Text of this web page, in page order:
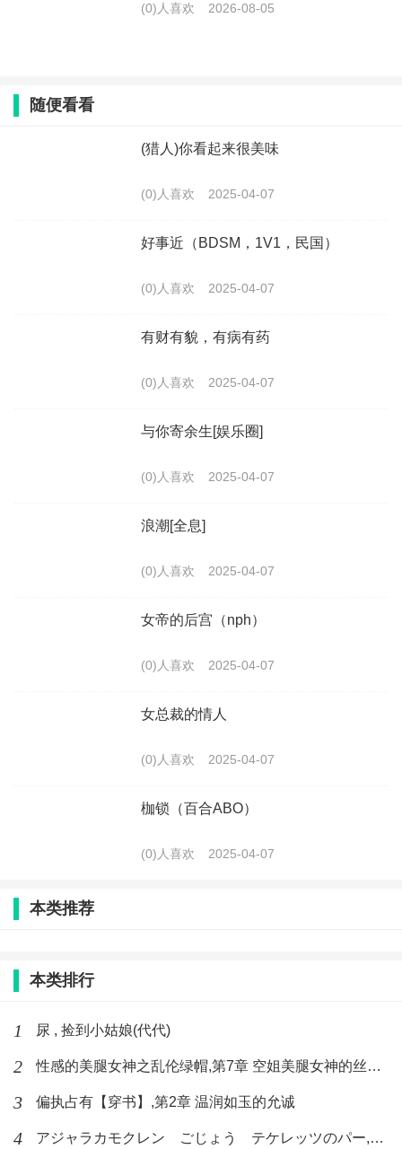
(0)人喜欢 2026-08-05
随便看看
(猎人)你看起来很美味
(0)人喜欢 2025-04-07
好事近（BDSM，1V1，民国）
(0)人喜欢 2025-04-07
有财有貌，有病有药
(0)人喜欢 2025-04-07
与你寄余生[娱乐圈]
(0)人喜欢 2025-04-07
浪潮[全息]
(0)人喜欢 2025-04-07
女帝的后宫（nph）
(0)人喜欢 2025-04-07
女总裁的情人
(0)人喜欢 2025-04-07
枷锁（百合ABO）
(0)人喜欢 2025-04-07
本类推荐
本类排行
1 尿 , 捡到小姑娘(代代)
2 性感的美腿女神之乱伦绿帽,第7章 空姐美腿女神的丝袜足交
3 偏执占有【穿书】,第2章 温润如玉的允诚
4 アジャラカモクレン ごじょう テケレッツのパー,【No. 42 Rube Goldberg Machine】十四